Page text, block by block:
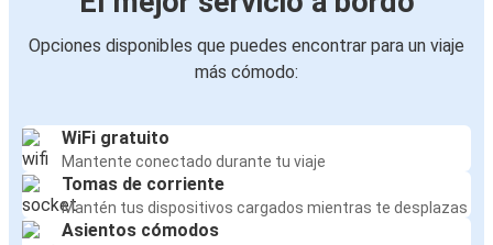
Opciones disponibles que puedes encontrar para un viaje
más cómodo:
WiFi gratuito
Mantente conectado durante tu viaje
Tomas de corriente
Mantén tus dispositivos cargados mientras te desplazas
Asientos cómodos